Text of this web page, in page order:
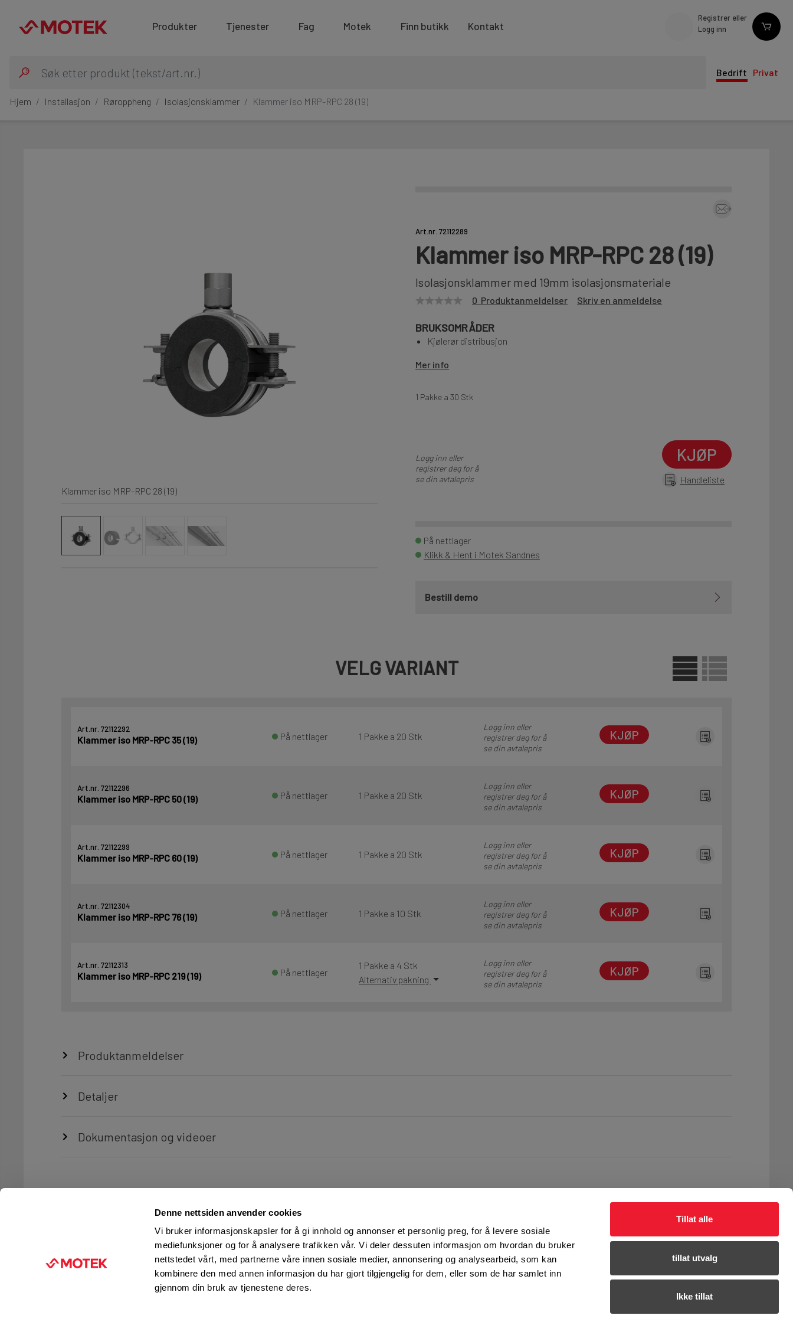
Denne nettsiden anvender cookies
Vi bruker informasjonskapsler for å gi innhold og annonser et personlig preg, for å levere sosiale
mediefunksjoner og for å analysere trafikken vår. Vi deler dessuten informasjon om hvordan du bruker
nettstedet vårt, med partnerne våre innen sosiale medier, annonsering og analysearbeid, som kan
kombinere den med annen informasjon du har gjort tilgjengelig for dem, eller som de har samlet inn
gjennom din bruk av tjenestene deres.
Tillat alle
tillat utvalg
Ikke tillat
Produkter Tjenester Fag Motek Finn butikk Kontakt
Registrer eller
Logg inn
Bedrift Privat
Hjem Installasjon Røroppheng Isolasjonsklammer Klammer iso MRP-RPC 28 (19)
Klammer iso MRP-RPC 28 (19)
Art.nr. 72112289
Klammer iso MRP-RPC 28 (19)
Isolasjonsklammer med 19mm isolasjonsmateriale
0 Produktanmeldelser Skriv en anmeldelse
BRUKSOMRÅDER
Kjølerør distribusjon
Mer info
1 Pakke a 30 Stk
Logg inn eller
registrer deg for å
se din avtalepris
KJØP
Handleliste
På nettlager
Klikk & Hent i Motek Sandnes
Bestill demo
VELG VARIANT
Art.nr. 72112292
Klammer iso MRP-RPC 35 (19) På nettlager 1 Pakke a 20 Stk
Logg inn eller
registrer deg for å
se din avtalepris
KJØP
Art.nr. 72112296
Klammer iso MRP-RPC 50 (19) På nettlager 1 Pakke a 20 Stk
Logg inn eller
registrer deg for å
se din avtalepris
KJØP
Art.nr. 72112299
Klammer iso MRP-RPC 60 (19) På nettlager 1 Pakke a 20 Stk
Logg inn eller
registrer deg for å
se din avtalepris
KJØP
Art.nr. 72112304
Klammer iso MRP-RPC 76 (19) På nettlager 1 Pakke a 10 Stk
Logg inn eller
registrer deg for å
se din avtalepris
KJØP
Art.nr. 72112313
Klammer iso MRP-RPC 219 (19) På nettlager
1 Pakke a 4 Stk
Alternativ pakning
Logg inn eller
registrer deg for å
se din avtalepris
KJØP
Produktanmeldelser
Detaljer
Dokumentasjon og videoer
FIRMAINFORMASJON
TJENESTER
Ingeniørtjenester
FØLG OSS PÅ
Facebook
KUNDESERVICE:
Man-Fre: 07:00 - 16:00